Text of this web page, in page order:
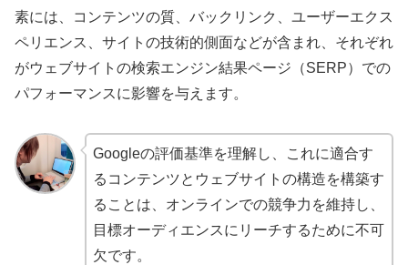
素には、コンテンツの質、バックリンク、ユーザーエクス
ペリエンス、サイトの技術的側面などが含まれ、それぞれ
がウェブサイトの検索エンジン結果ページ（SERP）での
パフォーマンスに影響を与えます。
Googleの評価基準を理解し、これに適合す
るコンテンツとウェブサイトの構造を構築す
ることは、オンラインでの競争力を維持し、
目標オーディエンスにリーチするために不可
欠です。